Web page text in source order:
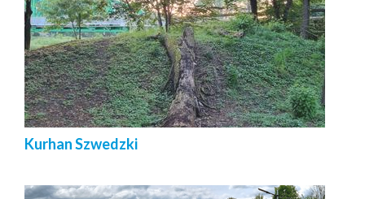
Kurhan Szwedzki